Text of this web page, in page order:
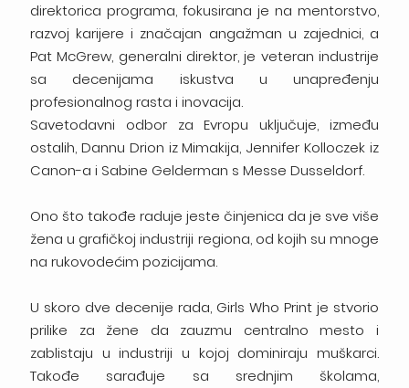
direktorica programa, fokusirana je na mentorstvo,
razvoj karijere i značajan angažman u zajednici, a
Pat McGrew, generalni direktor, je veteran industrije
sa decenijama iskustva u unapređenju
profesionalnog rasta i inovacija.
Savetodavni odbor za Evropu uključuje, između
ostalih, Dannu Drion iz Mimakija, Jennifer Kolloczek iz
Canon-a i Sabine Gelderman s Messe Dusseldorf.
Ono što takođe raduje jeste činjenica da je sve više
žena u grafičkoj industriji regiona, od kojih su mnoge
na rukovodećim pozicijama.
U skoro dve decenije rada, Girls Who Print je stvorio
prilike za žene da zauzmu centralno mesto i
zablistaju u industriji u kojoj dominiraju muškarci.
Takođe sarađuje sa srednjim školama,